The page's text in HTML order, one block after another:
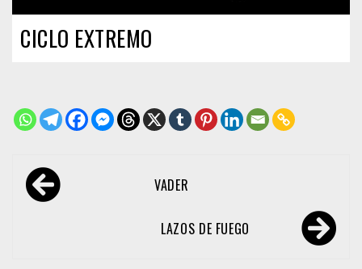
CICLO EXTREMO
Navegación
de VADER
LAZOS DE FUEGO